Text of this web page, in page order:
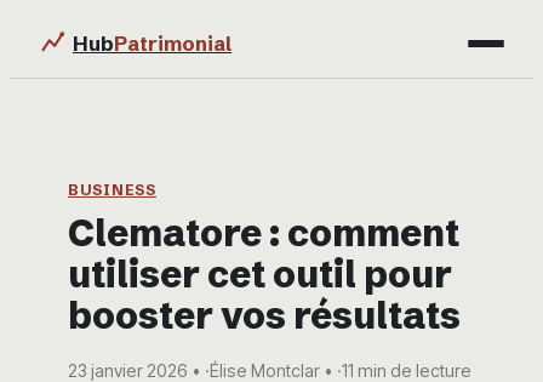
HubPatrimonial
Immobilier
Business
Éducation & Emploi
BUSINESS
Clematore : comment
utiliser cet outil pour
booster vos résultats
23 janvier 2026 ·Élise Montclar ·11 min de lecture